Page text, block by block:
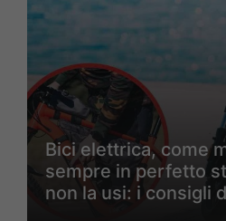
Bici elettrica, come
sempre in perfetto
non la usi: i consigli